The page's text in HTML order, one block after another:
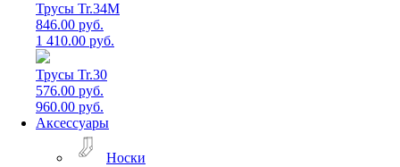
Трусы Tr.34M
846.00 руб.
1 410.00 руб.
Трусы Tr.30
576.00 руб.
960.00 руб.
Аксессуары
Носки